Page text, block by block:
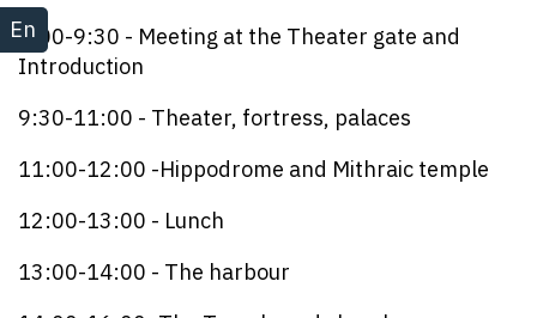
En
9:00-9:30 - Meeting at the Theater gate and
Introduction
9:30-11:00 - Theater, fortress, palaces
11:00-12:00 -Hippodrome and Mithraic temple
12:00-13:00 - Lunch
13:00-14:00 - The harbour